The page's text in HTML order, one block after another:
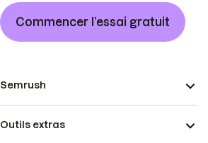
Commencer l’essai gratuit
Semrush
Outils extras